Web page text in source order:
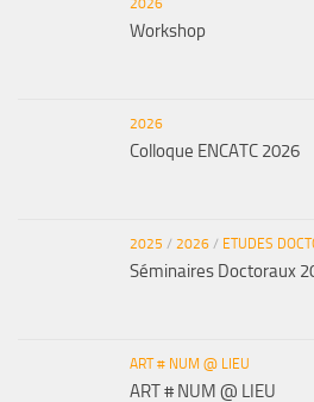
2026
Workshop
2026
Colloque ENCATC 2026
2025 / 2026 / ETUDES
Séminaires Doctoraux
ART # NUM @ LIEU
ART # NUM @ LIEU